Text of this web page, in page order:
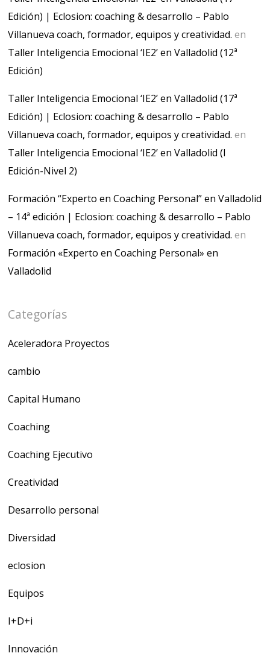
Edición) | Eclosion: coaching & desarrollo – Pablo
Villanueva coach, formador, equipos y creatividad. en
Taller Inteligencia Emocional ‘IE2’ en Valladolid (12ª
Edición)
Taller Inteligencia Emocional ‘IE2’ en Valladolid (17ª
Edición) | Eclosion: coaching & desarrollo – Pablo
Villanueva coach, formador, equipos y creatividad. en
Taller Inteligencia Emocional ‘IE2’ en Valladolid (I
Edición-Nivel 2)
Formación “Experto en Coaching Personal” en Valladolid
– 14ª edición | Eclosion: coaching & desarrollo – Pablo
Villanueva coach, formador, equipos y creatividad. en
Formación «Experto en Coaching Personal» en
Valladolid
Categorías
Aceleradora Proyectos
cambio
Capital Humano
Coaching
Coaching Ejecutivo
Creatividad
Desarrollo personal
Diversidad
eclosion
Equipos
I+D+i
Innovación